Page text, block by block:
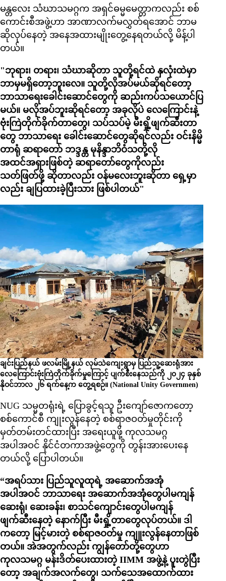
မန္တလေး သံဃာသမဂ္ဂက အရှင်ဓမ္မမေတ္တာကလည်း စစ်
ကောင်းစီအဖွဲ့ဟာ အာဏာလက်မလွှတ်ရအောင် ဘာမ
ဆိုလုပ်နေတဲ့ အနေအထားမျိုးတွေ့နေရတယ်လို့ မိန့်ပါ
တယ်။
"ဘုရား၊ တရား၊ သံဃာဆိုတာ သူတို့ရင်ထဲ နှလုံးထဲမှာ
ဘာမှမရှိတော့ဘူးလေ။ သူတို့လိုအပ်မယ်ဆိုရင်တော့
ဘာသာရေးခေါင်းဆောင်တွေကို ဆည်းကပ်သယောင်ပြ
မယ်။ မလိုအပ်ဘူးဆိုရင်တော့ အခုလိုပဲ လေကြောင်းနဲ့
ဗုံးကြဲတိုက်ခိုက်တာတွေ၊ သပ်သပ်မဲ့ မီးရှို့ဖျက်ဆီးတာ
တွေ ဘာသာရေး ခေါင်းဆောင်တွေဆိုရင်လည်း ဝင်းနိမ္မိ
တာရုံ ဆရာတော် ဘဒ္ဒန္တ မုနိန္ဒာဘိဝံသတို့လို
အထင်အရှားဖြစ်တဲ့ ဆရာတော်တွေကိုလည်း
သတ်ဖြတ်ဖို့ ဆိုတာလည်း ဝန်မလေးဘူးဆိုတာ ရှေ့မှာ
လည်း ချပြထားခဲ့ပြီးသား ဖြစ်ပါတယ်"
ချင်းပြည်နယ် ဖလမ်းမြို့နယ် လုမ်သဲကျေးရွာမှ ပြည်သူ့ဆေးရုံအား
လေကြောင်းဗုံးကြဲတိုက်ခိုက်မှုကြောင့် ပျက်စီးနေသည်ကို ၂၀၂၄ ခုနှစ်
နိုဝင်ဘာလ ၂၆ ရက်နေ့က တွေ့ရစဉ်။ (National Unity Governmen)
NUG သမ္မတရုံးရဲ့ ပြောခွင့်ရသူ ဦးကျော်ဇောကတော့
စစ်ကောင်စီ ကျုးလွန်နေတဲ့ စစ်ရာဇဝတ်မှုတိုင်းကို
မှတ်တမ်းတင်ထားပြီး အရေးယူဖို့ ကုလသမဂ္ဂ
အပါအဝင် နိုင်ငံတကာအဖွဲ့တွေကို တွန်းအားပေးနေ
တယ်လို့ ပြောပါတယ်။
“အရပ်သား ပြည်သူလူထုရဲ့ အဆောက်အအုံ
အပါအဝင် ဘာသာရေး အဆောက်အအုံတွေပါမကျန်
ဆေးရုံ၊ ဆေးခန်း၊ စာသင်ကျောင်းတွေပါမကျန်
ဖျက်ဆီးနေတဲ့ နောက်ပြီး မီးရှို့တာတွေလုပ်တယ်။ ဒါ
ကတော့ မြင့်မားတဲ့ စစ်ရာဇဝတ်မှု ကျူးလွန်နေတာဖြစ်
တယ်။ အဲအတွက်လည်း ကျွန်တော်တို့တွေဟာ
ကုလသမဂ္ဂ မန်းဒိတ်ပေးထားတဲ့ IIMM အဖွဲ့နဲ့ ပူးတွဲပြီး
တော့ အချက်အလက်တွေ၊ သက်သေအထောက်ထား